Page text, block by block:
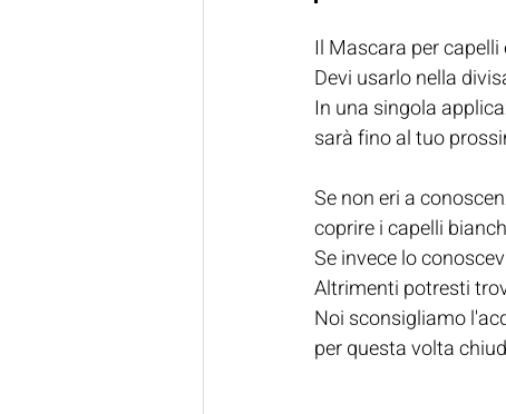
Il Mascara per
Devi usarlo nella
In una singola
sarà fino al tuo
Se non eri a
coprire i capelli
Se invece lo
Altrimenti potresti
Noi sconsigliamo
per questa volta